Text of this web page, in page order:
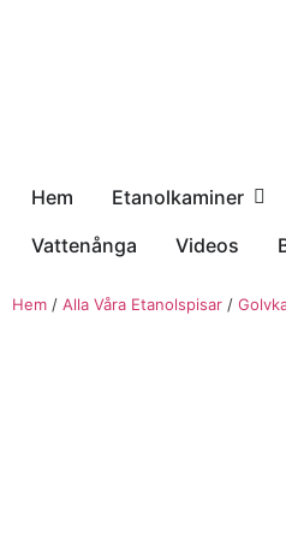
Hem Etanolkaminer
Vattenånga
Videos
Hem / Alla Våra Etanolspisar /